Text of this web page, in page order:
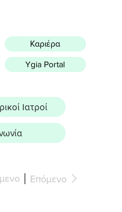
Καριέρα
Ygia Portal
Ιατροί
Επόμενο